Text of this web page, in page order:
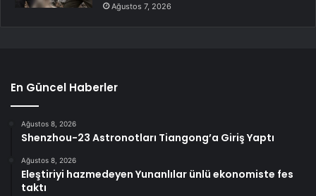
Ağustos 7, 2026
En Güncel Haberler
Ağustos 8, 2026
Shenzhou-23 Astronotları Tiangong’a Giriş Yaptı
Ağustos 8, 2026
Eleştiriyi hazmedeyen Yunanlılar ünlü ekonomiste fes
taktı